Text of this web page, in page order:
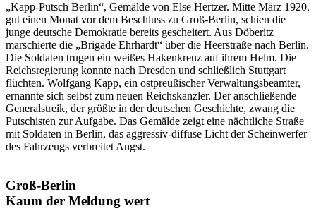
„Kapp-Putsch Berlin“, Gemälde von Else Hertzer. Mitte März 1920,
gut einen Monat vor dem Beschluss zu Groß-Berlin, schien die
junge deutsche Demokratie bereits gescheitert. Aus Döberitz
marschierte die „Brigade Ehrhardt“ über die Heerstraße nach Berlin.
Die Soldaten trugen ein weißes Hakenkreuz auf ihrem Helm. Die
Reichsregierung konnte nach Dresden und schließlich Stuttgart
flüchten. Wolfgang Kapp, ein ostpreußischer Verwaltungsbeamter,
ernannte sich selbst zum neuen Reichskanzler. Der anschließende
Generalstreik, der größte in der deutschen Geschichte, zwang die
Putschisten zur Aufgabe. Das Gemälde zeigt eine nächtliche Straße
mit Soldaten in Berlin, das aggressiv-diffuse Licht der Scheinwerfer
des Fahrzeugs verbreitet Angst.
Groß-Berlin
Kaum der Meldung wert